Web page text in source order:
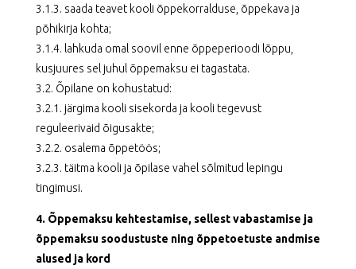
3.1.3. saada teavet kooli õppekorralduse, õppekava ja
põhikirja kohta;
3.1.4. lahkuda omal soovil enne õppeperioodi lõppu,
kusjuures sel juhul õppemaksu ei tagastata.
3.2. Õpilane on kohustatud:
3.2.1. järgima kooli sisekorda ja kooli tegevust
reguleerivaid õigusakte;
3.2.2. osalema õppetöös;
3.2.3. täitma kooli ja õpilase vahel sõlmitud lepingu
tingimusi.
4. Õppemaksu kehtestamise, sellest vabastamise ja
õppemaksu soodustuste ning õppetoetuste andmise
alused ja kord